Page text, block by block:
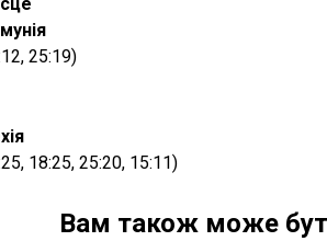
25:19)
18:25, 25:20, 15:11)
Вам також може